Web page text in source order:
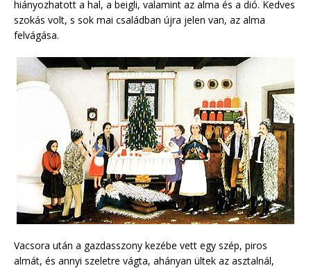
hiányozhatott a hal, a beigli, valamint az alma és a dió. Kedves
szokás volt, s sok mai családban újra jelen van, az alma
felvágása.
Vacsora után a gazdasszony kezébe vett egy szép, piros
almát, és annyi szeletre vágta, ahányan ültek az asztalnál,